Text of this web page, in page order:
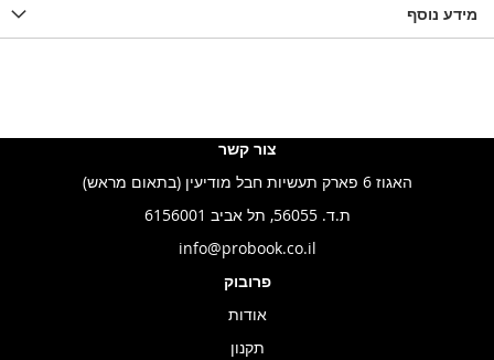
מידע נוסף
צור קשר
האגוז 6 פארק תעשיות חבל מודיעין (בתאום מראש)
ת.ד. 56055, תל אביב 6156001
info@probook.co.il
פרובוק
אודות
תקנון